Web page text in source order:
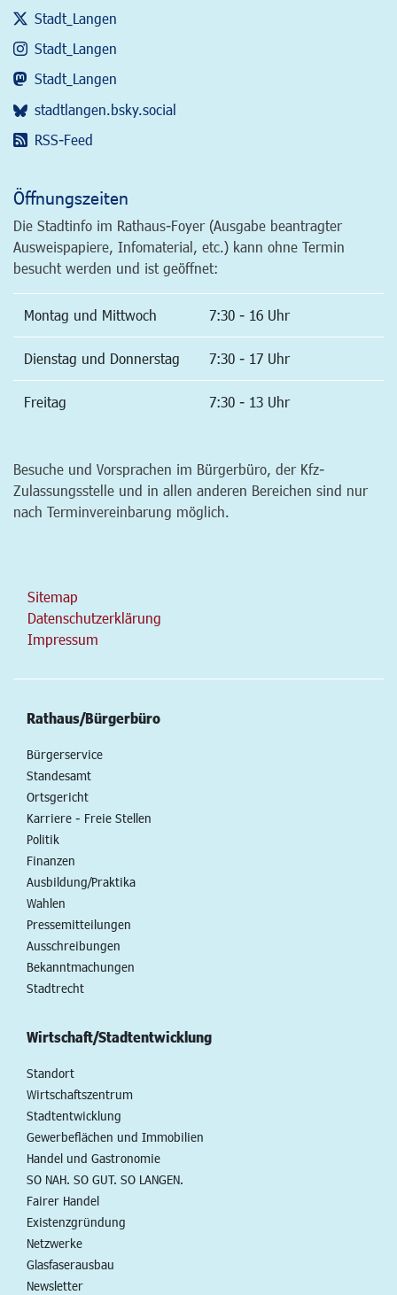
Stadt_Langen
Stadt_Langen
Stadt_Langen
stadtlangen.bsky.social
RSS-Feed
Öffnungszeiten
Die Stadtinfo im Rathaus-Foyer (Ausgabe beantragter
Ausweispapiere, Infomaterial, etc.) kann ohne Termin
besucht werden und ist geöffnet:
Montag und Mittwoch 7:30 - 16 Uhr
Dienstag und Donnerstag 7:30 - 17 Uhr
Freitag 7:30 - 13 Uhr
Besuche und Vorsprachen im Bürgerbüro, der Kfz-
Zulassungsstelle und in allen anderen Bereichen sind nur
nach Terminvereinbarung möglich.
Sitemap
Datenschutzerklärung
Impressum
Rathaus/Bürgerbüro
Bürgerservice
Standesamt
Ortsgericht
Karriere - Freie Stellen
Politik
Finanzen
Ausbildung/Praktika
Wahlen
Pressemitteilungen
Ausschreibungen
Bekanntmachungen
Stadtrecht
Wirtschaft/Stadtentwicklung
Standort
Wirtschaftszentrum
Stadtentwicklung
Gewerbeflächen und Immobilien
Handel und Gastronomie
SO NAH. SO GUT. SO LANGEN.
Fairer Handel
Existenzgründung
Netzwerke
Glasfaserausbau
Newsletter